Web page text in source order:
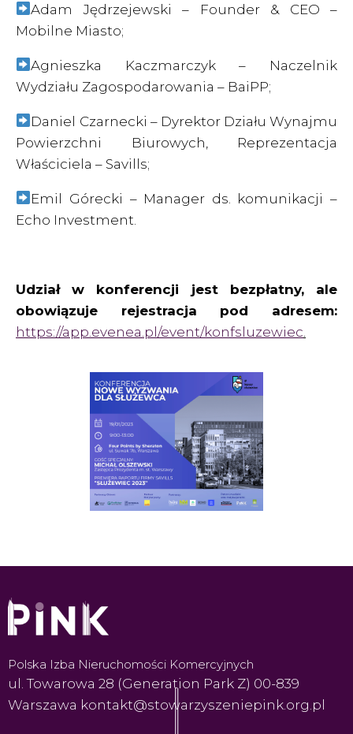
Adam Jędrzejewski – Founder & CEO –
Mobilne Miasto;
Agnieszka Kaczmarczyk – Naczelnik
Wydziału Zagospodarowania – BaiPP;
Daniel Czarnecki – Dyrektor Działu Wynajmu
Powierzchni Biurowych, Reprezentacja
Właściciela – Savills;
Emil Górecki – Manager ds. komunikacji –
Echo Investment.
Udział w konferencji jest bezpłatny, ale
obowiązuje rejestracja pod adresem:
https://app.evenea.pl/event/konfsluzewiec
Polska Izba Nieruchomości Komercyjnych
ul. Towarowa 28 (Generation Park Z) 00-839
Warszawa kontakt@stowarzyszeniepink.org.pl